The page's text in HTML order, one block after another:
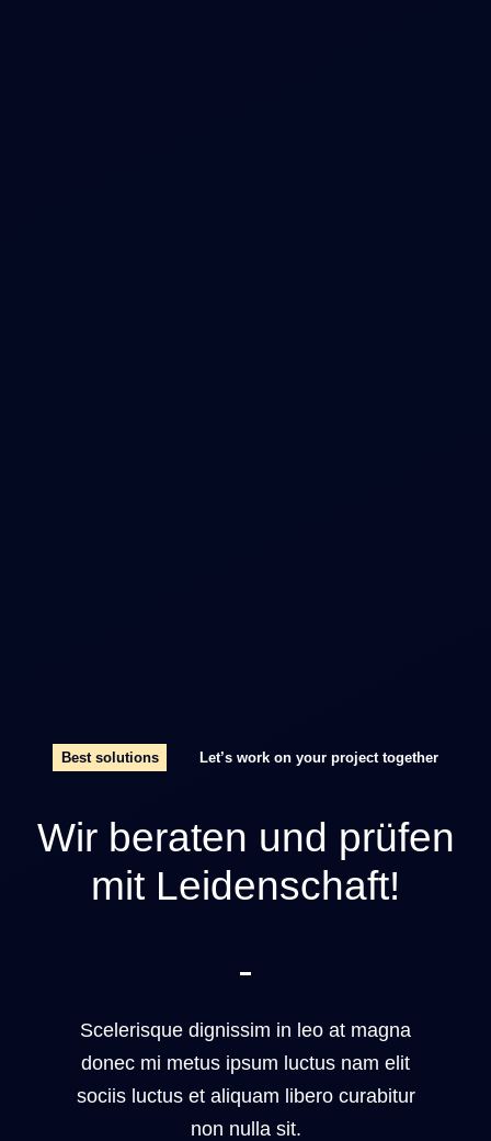
Best solutions Let’s work on your project together
Wir beraten und prüfen
mit Leidenschaft!
Scelerisque dignissim in leo at magna
donec mi metus ipsum luctus nam elit
sociis luctus et aliquam libero curabitur
non nulla sit.